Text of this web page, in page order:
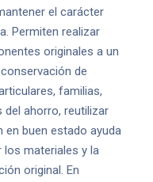
el carácter
Permiten realizar
originales a un
de
familias,
ahorro, reutilizar
en buen estado ayuda
los materiales y la
original. En